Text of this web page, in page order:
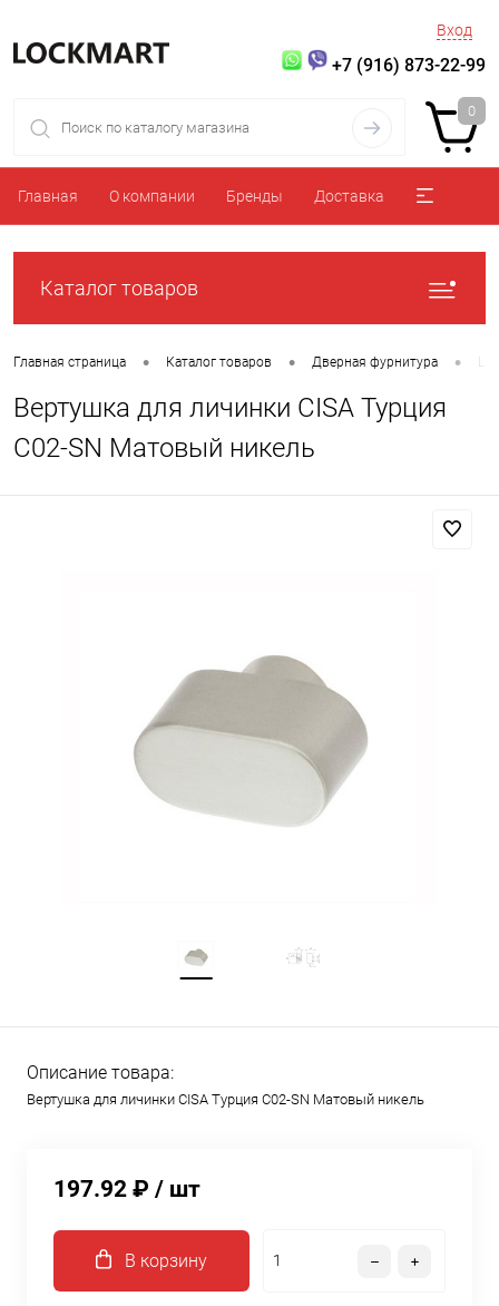
Вход
+7 (916) 873-22-99
0
Главная О компании Бренды Доставка
Каталог товаров
Главная страница • Каталог товаров • Дверная фурнитура •
Вертушка для личинки CISA Турция
C02-SN Матовый никель
Описание товара:
Вертушка для личинки CISA Турция C02-SN Матовый никель
197.92 ₽ / шт
В корзину